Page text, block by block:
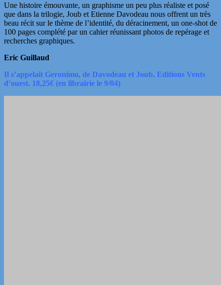
Une histoire émouvante, un graphisme un peu plus réaliste et posé
que dans la trilogie, Joub et Etienne Davodeau nous offrent un très
beau récit sur le thème de l’identité, du déracinement, un one-shot de
100 pages complété par un cahier réunissant photos de repérage et
recherches graphiques.
Eric Guillaud
Il s’appelait Geronimo, de Davodeau et Joub. Editions Vents
d’ouest. 18,25€ (en librairie le 9/04)